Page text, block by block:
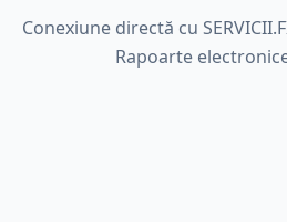
Conexiune directă cu
Rapoarte